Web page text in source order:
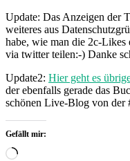
Update: Das Anzeigen der
weiteres aus
habe, wie man die 2c-
via twitter teilen:-) Danke
Update2: Hier geht es
der ebenfalls gerade das
schönen Live-Blog von der
Gefällt mir:
Wird